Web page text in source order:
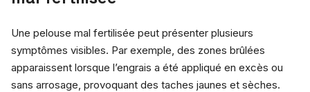
Une pelouse mal fertilisée peut présenter plusieurs
symptômes visibles. Par exemple, des zones brûlées
apparaissent lorsque l’engrais a été appliqué en excès ou
sans arrosage, provoquant des taches jaunes et sèches.